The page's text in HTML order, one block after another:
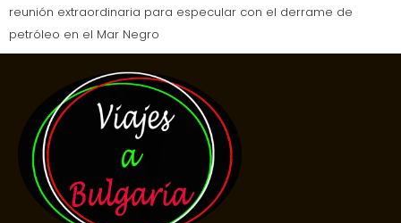
reunión extraordinaria para especular con el derrame de
petróleo en el Mar Negro